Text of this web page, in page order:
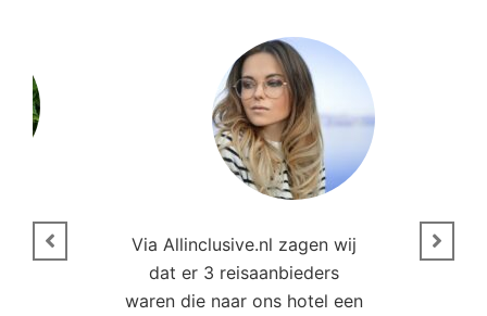
Via Allinclusive.nl zagen wij
dat er 3 reisaanbieders
waren die naar ons hotel een